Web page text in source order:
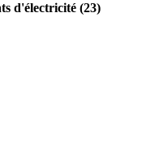
d'électricité (23)